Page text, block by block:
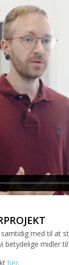
med til at
betydelige
her.